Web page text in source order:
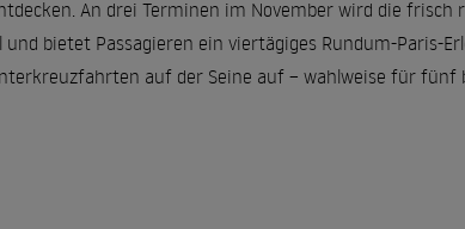
An drei Terminen im November wird die frisch
bietet Passagieren ein viertägiges Rundum-Paris-
auf der Seine auf – wahlweise für fünf